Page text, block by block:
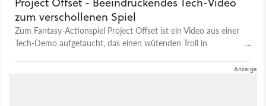
zum verschollenen Spiel
Zum Fantasy-Actionspiel Project Offset ist ein Video aus einer
Tech-Demo aufgetaucht, das einen wütenden Troll in